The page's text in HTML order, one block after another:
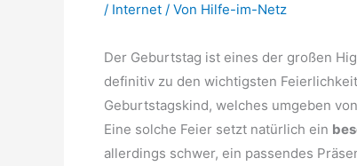
/ Internet / Von Hilfe-im-Netz
Der Geburtstag ist eines der großen
definitiv zu den wichtigsten
Geburtstagskind, welches umgeben
Eine solche Feier setzt natürlich ein
allerdings schwer, ein passendes